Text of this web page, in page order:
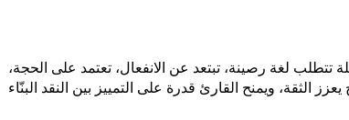
تتطلب لغة رصينة، تبتعد عن الانفعال، تعتمد على الحجة،
الثقة، ويمنح القارئ قدرة على التمييز بين النقد البنّاء